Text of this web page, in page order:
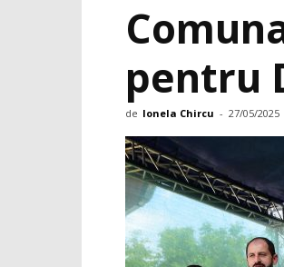
pentru
de Ionela Chircu - 27/05/2025